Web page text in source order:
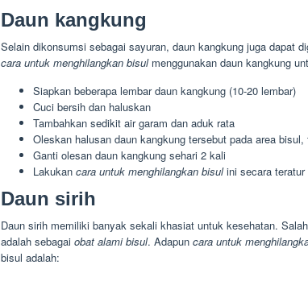
Daun kangkung
Selain dikonsumsi sebagai sayuran, daun kangkung juga dapat
cara untuk menghilangkan bisulmenggunakan daun kangkung
Siapkan beberapa lembar daun kangkung (10-20 lembar)
Cuci bersih dan haluskan
Tambahkan sedikit air garam dan aduk rata
Oleskan halusan daun kangkung tersebut pada area
Ganti olesan daun kangkung sehari 2 kali
Lakukan cara untuk menghilangkan bisulini secara teratur
Daun sirih
Daun sirih memiliki banyak sekali khasiat untuk kesehatan.
adalah sebagai obat alami bisul. Adapun cara untuk
bisul adalah: